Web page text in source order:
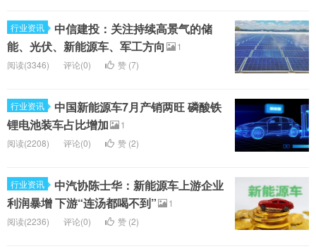
行业资讯
中信建投：关注持续高景气的储
能、光伏、新能源车、军工方向
1
阅读(3346)
评论(0) 赞 (7)
行业资讯
中国新能源车7月产销两旺 磷酸铁
锂电池装车占比增加
1
阅读(2208)
评论(0) 赞 (2)
行业资讯
中汽协陈士华：新能源车上游企业
利润暴增 下游“连汤都喝不到”
1
阅读(2236)
评论(0) 赞 (2)